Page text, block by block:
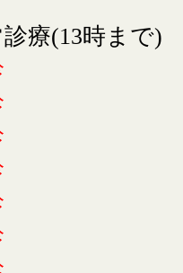
療(13時まで)